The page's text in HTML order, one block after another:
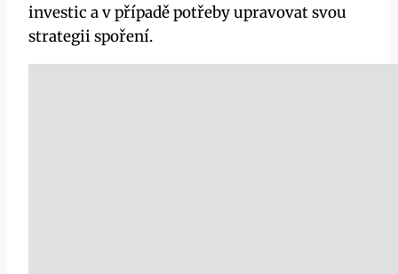
investic⁢ a v případě potřeby upravovat svou
strategii spoření.